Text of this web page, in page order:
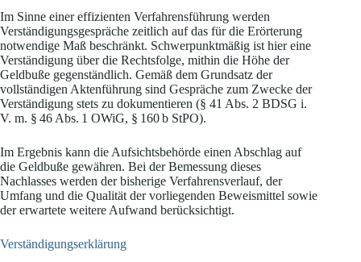
Im Sinne einer effizienten Verfahrensführung werden
Verständigungsgespräche zeitlich auf das für die Erörterung
notwendige Maß beschränkt. Schwerpunktmäßig ist hier eine
Verständigung über die Rechtsfolge, mithin die Höhe der
Geldbuße gegenständlich. Gemäß dem Grundsatz der
vollständigen Aktenführung sind Gespräche zum Zwecke der
Verständigung stets zu dokumentieren (§ 41 Abs. 2 BDSG i.
V. m. § 46 Abs. 1 OWiG, § 160 b StPO).
Im Ergebnis kann die Aufsichtsbehörde einen Abschlag auf
die Geldbuße gewähren. Bei der Bemessung dieses
Nachlasses werden der bisherige Verfahrensverlauf, der
Umfang und die Qualität der vorliegenden Beweismittel sowie
der erwartete weitere Aufwand berücksichtigt.
Verständigungserklärung